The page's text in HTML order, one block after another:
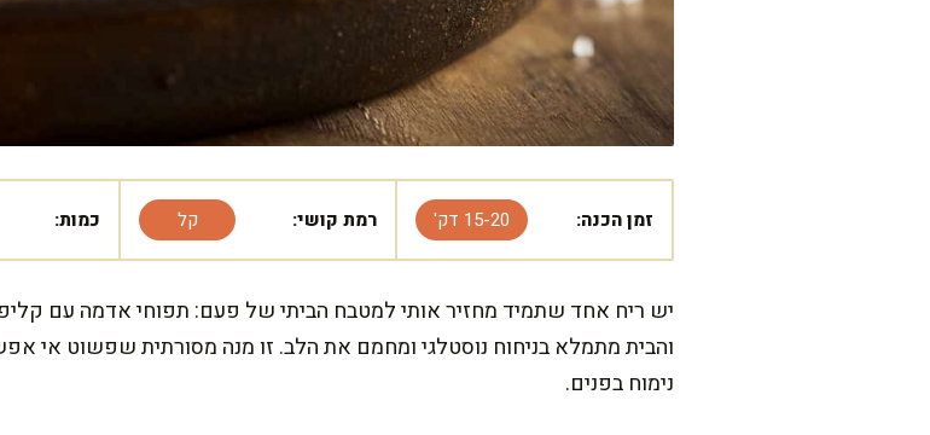
זמן הכנה: 15-20 דק' רמת קושי: קל כמות:
יש ריח אחד שתמיד מחזיר אותי למטבח הביתי של פעם: תפוחי אדמה עם
והבית מתמלא בניחוח נוסטלגי ומחמם את הלב. זו מנה מסורתית שפשוט אי
נימוח בפנים.